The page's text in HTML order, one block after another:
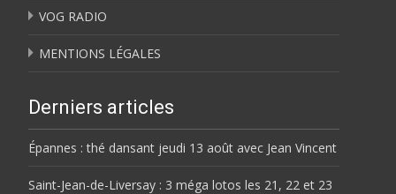
VOG RADIO
MENTIONS LÉGALES
Derniers articles
Épannes : thé dansant jeudi 13 août avec Jean Vincent
Saint-Jean-de-Liversay : 3 méga lotos les 21, 22 et 23